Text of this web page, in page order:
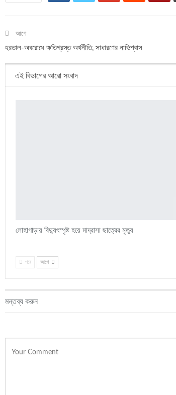
আগে
হরতাল-অবরোধে ক্ষতিগ্রস্ত অর্থনীতি, সাধারণের নাভিশ্বাস
এই বিভাগের আরো সংবাদ
লোহাগাড়ায় বিদ্যুৎস্পৃষ্ট হয়ে মাদ্রাসা ছাত্রের মৃত্যু
পরে আগে
মন্তব্য করুন